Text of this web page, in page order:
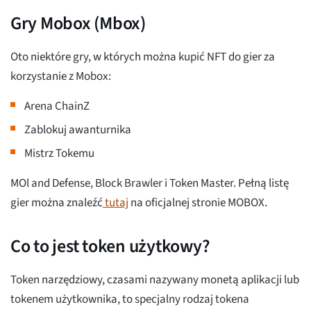
Gry Mobox (Mbox)
Oto niektóre gry, w których można kupić NFT do gier za
korzystanie z Mobox:
Arena ChainZ
Zablokuj awanturnika
Mistrz Tokemu
MOl and Defense, Block Brawler i Token Master. Pełną listę
gier można znaleźćtutaj na oficjalnej stronie MOBOX.
Co to jest token użytkowy?
Token narzędziowy, czasami nazywany monetą aplikacji lub
tokenem użytkownika, to specjalny rodzaj tokena